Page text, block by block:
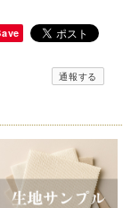
通報する